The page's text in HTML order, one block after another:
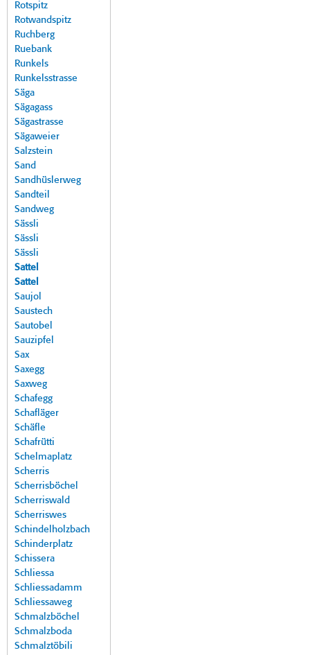
Rotspitz
Rotwandspitz
Ruchberg
Ruebank
Runkels
Runkelsstrasse
Säga
Sägagass
Sägastrasse
Sägaweier
Salzstein
Sand
Sandhüslerweg
Sandteil
Sandweg
Sässli
Sässli
Sässli
Sattel
Sattel
Saujol
Saustech
Sautobel
Sauzipfel
Sax
Saxegg
Saxweg
Schafegg
Schafläger
Schäfle
Schafrütti
Schelmaplatz
Scherris
Scherrisböchel
Scherriswald
Scherriswes
Schindelholzbach
Schinderplatz
Schissera
Schliessa
Schliessadamm
Schliessaweg
Schmalzböchel
Schmalzboda
Schmalztöbili